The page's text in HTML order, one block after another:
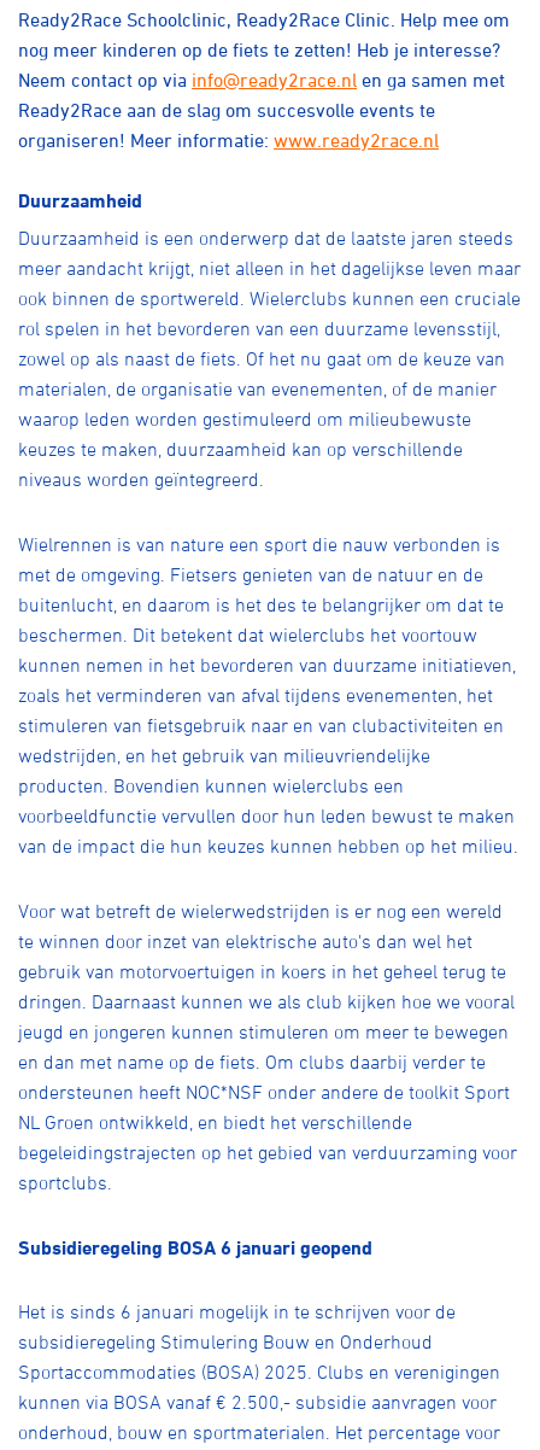
Ready2Race Schoolclinic, Ready2Race Clinic. Help mee om
nog meer kinderen op de fiets te zetten! Heb je interesse?
Neem contact op via info@ready2race.nl en ga samen met
Ready2Race aan de slag om succesvolle events te
organiseren! Meer informatie: www.ready2race.nl
Duurzaamheid
Duurzaamheid is een onderwerp dat de laatste jaren steeds
meer aandacht krijgt, niet alleen in het dagelijkse leven maar
ook binnen de sportwereld. Wielerclubs kunnen een cruciale
rol spelen in het bevorderen van een duurzame levensstijl,
zowel op als naast de fiets. Of het nu gaat om de keuze van
materialen, de organisatie van evenementen, of de manier
waarop leden worden gestimuleerd om milieubewuste
keuzes te maken, duurzaamheid kan op verschillende
niveaus worden geïntegreerd.
Wielrennen is van nature een sport die nauw verbonden is
met de omgeving. Fietsers genieten van de natuur en de
buitenlucht, en daarom is het des te belangrijker om dat te
beschermen. Dit betekent dat wielerclubs het voortouw
kunnen nemen in het bevorderen van duurzame initiatieven,
zoals het verminderen van afval tijdens evenementen, het
stimuleren van fietsgebruik naar en van clubactiviteiten en
wedstrijden, en het gebruik van milieuvriendelijke
producten. Bovendien kunnen wielerclubs een
voorbeeldfunctie vervullen door hun leden bewust te maken
van de impact die hun keuzes kunnen hebben op het milieu.
Voor wat betreft de wielerwedstrijden is er nog een wereld
te winnen door inzet van elektrische auto's dan wel het
gebruik van motorvoertuigen in koers in het geheel terug te
dringen. Daarnaast kunnen we als club kijken hoe we vooral
jeugd en jongeren kunnen stimuleren om meer te bewegen
en dan met name op de fiets. Om clubs daarbij verder te
ondersteunen heeft NOC*NSF onder andere de toolkit Sport
NL Groen ontwikkeld, en biedt het verschillende
begeleidingstrajecten op het gebied van verduurzaming voor
sportclubs.
Subsidieregeling BOSA 6 januari geopend
Het is sinds 6 januari mogelijk in te schrijven voor de
subsidieregeling Stimulering Bouw en Onderhoud
Sportaccommodaties (BOSA) 2025. Clubs en verenigingen
kunnen via BOSA vanaf € 2.500,- subsidie aanvragen voor
onderhoud, bouw en sportmaterialen. Het percentage voor